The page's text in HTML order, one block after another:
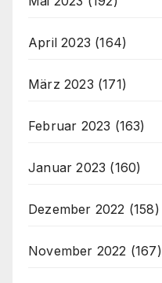
April 2023 (164)
März 2023 (171)
Februar 2023 (163)
Januar 2023 (160)
Dezember 2022 (158)
November 2022 (167)